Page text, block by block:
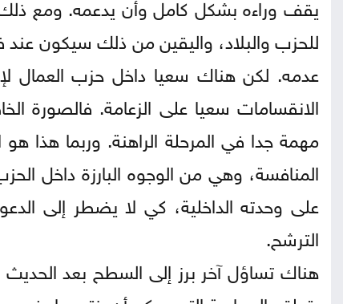
للحزب والبلاد، واليقين من ذلك سيكون
عدمه. لكن هناك سعيا داخل حزب العمال
الانقسامات سعيا على الزعامة. فالصورة
مهمة جدا في المرحلة الراهنة. وربما هذا هو
المنافسة، وهي من الوجوه البارزة داخل
على وحدته الداخلية، كي لا يضطر إلى
الترشح.
هناك تساؤل آخر برز إلى السطح بعد الحديث